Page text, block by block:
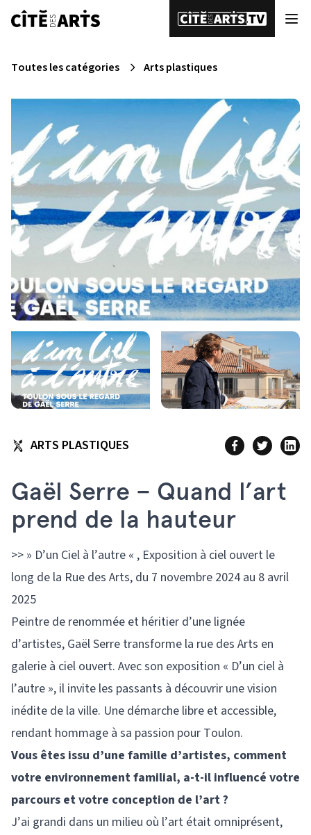
Toutes les catégories Arts plastiques
ARTS PLASTIQUES
Gaël Serre – Quand l’art
prend de la hauteur
>> » D’un Ciel à l’autre « , Exposition à ciel ouvert le
long de la Rue des Arts, du 7 novembre 2024 au 8 avril
2025
Peintre de renommée et héritier d’une lignée
d’artistes, Gaël Serre transforme la rue des Arts en
galerie à ciel ouvert. Avec son exposition « D’un ciel à
l’autre », il invite les passants à découvrir une vision
inédite de la ville. Une démarche libre et accessible,
rendant hommage à sa passion pour Toulon.
Vous êtes issu d’une famille d’artistes, comment
votre environnement familial, a-t-il influencé votre
parcours et votre conception de l’art ?
J’ai grandi dans un milieu où l’art était omniprésent,